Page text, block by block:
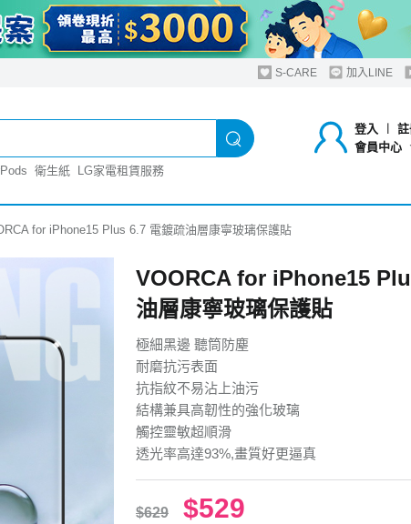
S-CARE 加入LINE
登入 ︱
會員中心
衛生紙 LG家電租賃服務
for iPhone15 Plus 6.7 電鍍疏油層康寧玻璃保護貼
VOORCA for iPhone15
油層康寧玻璃保護貼
極細黑邊 聽筒防塵
耐磨抗污表面
抗指紋不易沾上油污
結構兼具高韌性的強化玻璃
觸控靈敏超順滑
透光率高達93%,畫質好更逼真
$629 $529